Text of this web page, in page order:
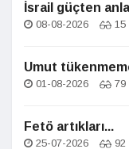
İsrail güçten
08-08-2026 15
Umut
01-08-2026 79
Fetö artıkları...
25-07-2026 92